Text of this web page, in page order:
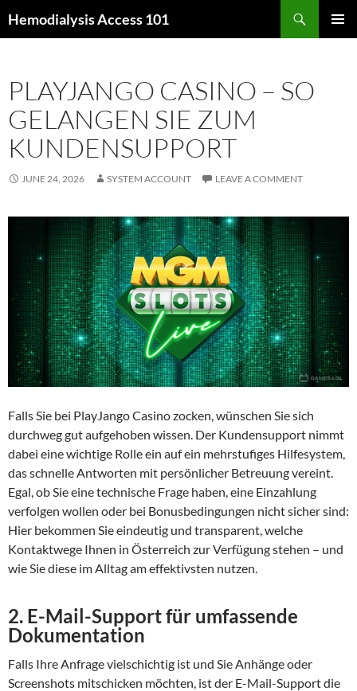
toHemodialysis Access 101
PLAYJANGO CASINO – SO
GELANGEN SIE ZUM
KUNDENSUPPORT
JUNE 24, 2026 SYSTEM ACCOUNT LEAVE A COMMENT
Falls Sie bei PlayJango Casino zocken, wünschen Sie sich
durchweg gut aufgehoben wissen. Der Kundensupport nimmt
dabei eine wichtige Rolle ein auf ein mehrstufiges Hilfesystem,
das schnelle Antworten mit persönlicher Betreuung vereint.
Egal, ob Sie eine technische Frage haben, eine Einzahlung
verfolgen wollen oder bei Bonusbedingungen nicht sicher sind:
Hier bekommen Sie eindeutig und transparent, welche
Kontaktwege Ihnen in Österreich zur Verfügung stehen – und
wie Sie diese im Alltag am effektivsten nutzen.
2. E-Mail-Support für umfassende
Dokumentation
Falls Ihre Anfrage vielschichtig ist und Sie Anhänge oder
Screenshots mitschicken möchten, ist der E-Mail-Support die